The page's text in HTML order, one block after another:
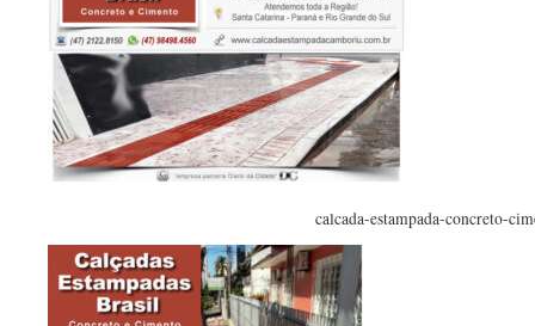
calcada-estampada-concreto-